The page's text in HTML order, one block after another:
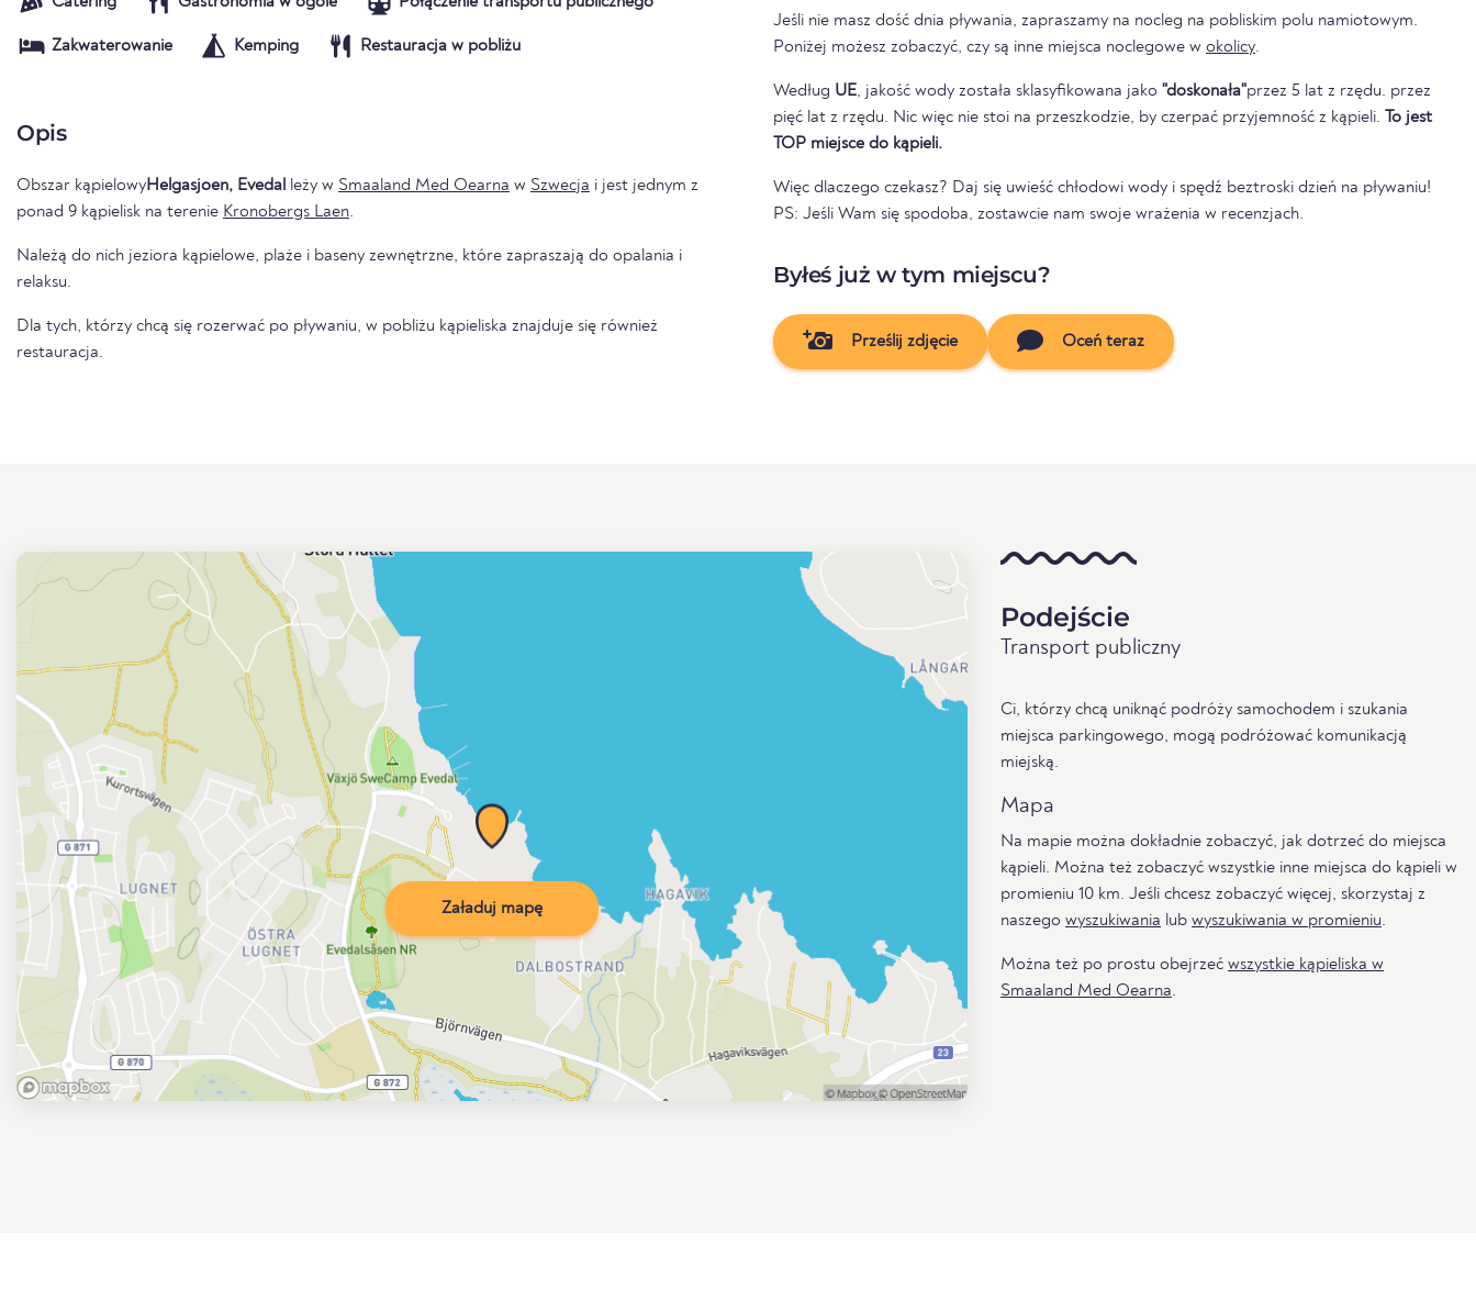
Zakwaterowanie Kemping Restauracja w pobliżu
Opis
Obszar kąpielowyHelgasjoen, Evedal leży w Smaaland Med Oearna w Szwecja i jest jednym z
ponad 9 kąpielisk na terenie Kronobergs Laen.
Należą do nich jeziora kąpielowe, plaże i baseny zewnętrzne, które zapraszają do opalania i
relaksu.
Dla tych, którzy chcą się rozerwać po pływaniu, w pobliżu kąpieliska znajduje się również
restauracja.
Jeśli nie masz dość dnia pływania, zapraszamy na nocleg na pobliskim polu namiotowym.
Poniżej możesz zobaczyć, czy są inne miejsca noclegowe w okolicy.
Według UE, jakość wody została sklasyfikowana jako "doskonała"przez 5 lat z rzędu. przez
pięć lat z rzędu. Nic więc nie stoi na przeszkodzie, by czerpać przyjemność z kąpieli. To jest
TOP miejsce do kąpieli.
Więc dlaczego czekasz? Daj się uwieść chłodowi wody i spędź beztroski dzień na pływaniu!
PS: Jeśli Wam się spodoba, zostawcie nam swoje wrażenia w recenzjach.
Byłeś już w tym miejscu?
Prześlij zdjęcie Oceń teraz
Załaduj mapę
Podejście
Transport publiczny
Ci, którzy chcą uniknąć podróży samochodem i szukania
miejsca parkingowego, mogą podróżować komunikacją
miejską.
Mapa
Na mapie można dokładnie zobaczyć, jak dotrzeć do miejsca
kąpieli. Można też zobaczyć wszystkie inne miejsca do kąpieli w
promieniu 10 km. Jeśli chcesz zobaczyć więcej, skorzystaj z
naszego wyszukiwania lub wyszukiwania w promieniu.
Można też po prostu obejrzeć wszystkie kąpieliska w
Smaaland Med Oearna.